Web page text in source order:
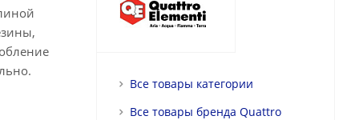
Все товары категории
Все товары бренда Quattro